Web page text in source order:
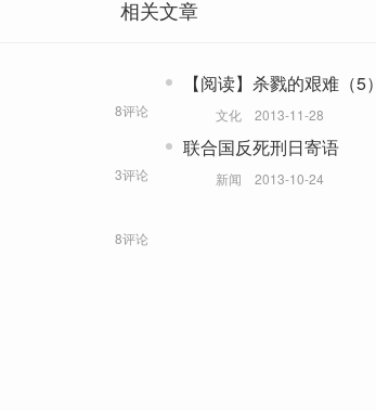
相关文章
8评论
【阅读】杀戮的艰难（5）
文化 2013-11-28
3评论
联合国反死刑日寄语
新闻 2013-10-24
8评论